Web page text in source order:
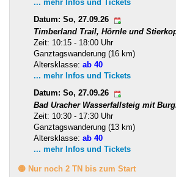
... mehr Infos und Tickets
Datum: So, 27.09.26
Timberland Trail, Hörnle und
Zeit: 10:15 - 18:00 Uhr
Ganztagswanderung (16 km)
Altersklasse: ab 40
... mehr Infos und Tickets
Datum: So, 27.09.26
Bad Uracher Wasserfallsteig mit
Zeit: 10:30 - 17:30 Uhr
Ganztagswanderung (13 km)
Altersklasse: ab 40
... mehr Infos und Tickets
🟡 Nur noch 2 TN bis zum Start